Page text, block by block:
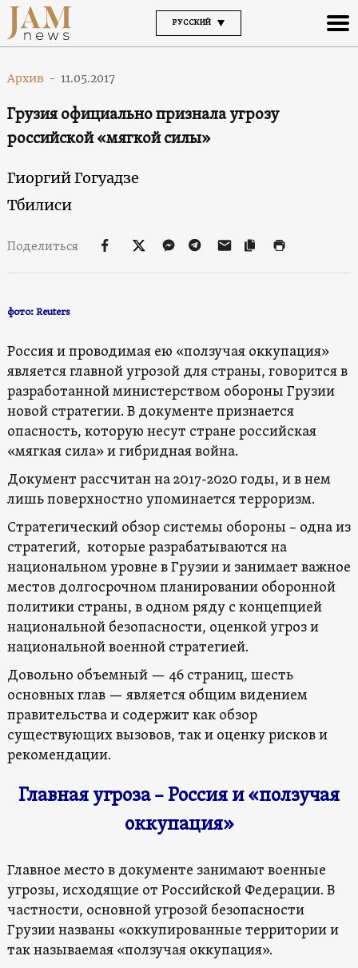
РУССКИЙ
Архив - 11.05.2017
Грузия официально признала угрозу
российской «мягкой силы»
Гиоргий Гогуадзе
Тбилиси
Поделиться
фото: Reuters
Россия и проводимая ею «ползучая оккупация»
является главной угрозой для страны, говорится в
разработанной министерством обороны Грузии
новой стратегии. В документе признается
опасность, которую несут стране российская
«мягкая сила» и гибридная война.
Документ рассчитан на 2017-2020 годы, и в нем
лишь поверхностно упоминается терроризм.
Стратегический обзор системы обороны – одна из
стратегий, которые разрабатываются на
национальном уровне в Грузии и занимает важное
местов долгосрочном планировании оборонной
политики страны, в одном ряду с концепцией
национальной безопасности, оценкой угроз и
национальной военной стратегией.
Довольно объемный — 46 страниц, шесть
основных глав — является общим видением
правительства и содержит как обзор
существующих вызовов, так и оценку рисков и
рекомендации.
Главная угроза – Россия и «ползучая
оккупация»
Главное место в документе занимают военные
угрозы, исходящие от Российской Федерации. В
частности, основной угрозой безопасности
Грузии названы «оккупированные территории и
так называемая «ползучая оккупация».